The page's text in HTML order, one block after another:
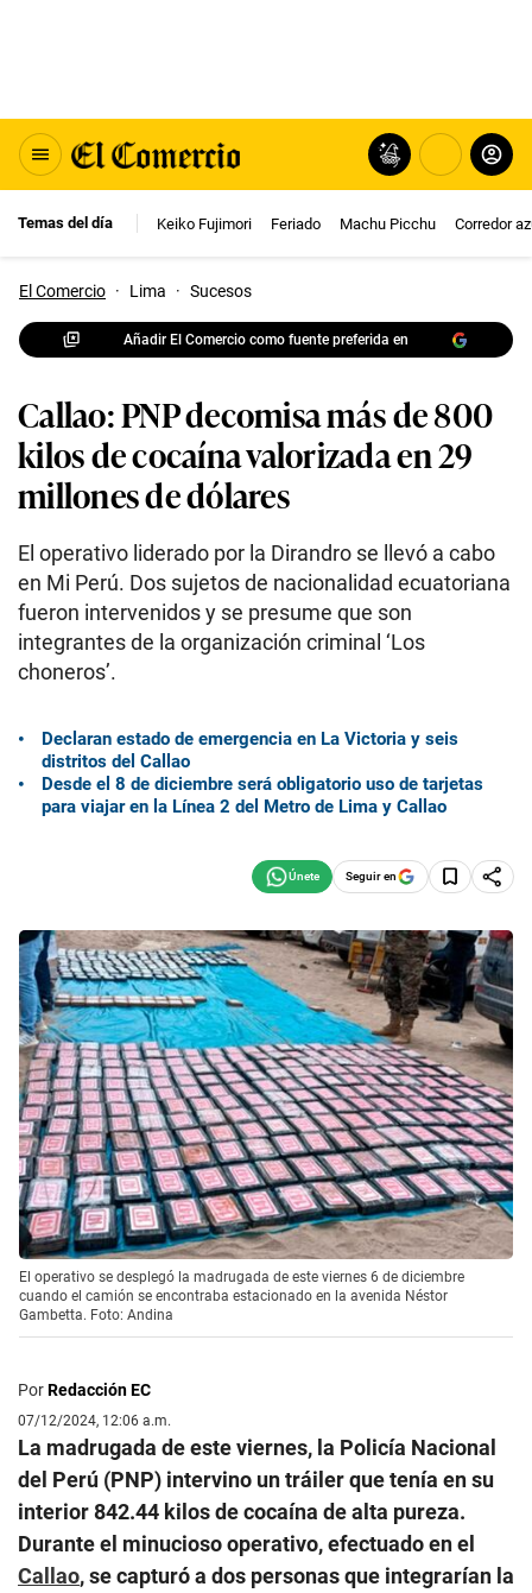
Temas del día Keiko Fujimori Feriado Machu Picchu Corredor
El Comercio · Lima · Sucesos
Añadir El Comercio como fuente preferida en
Callao: PNP decomisa más de 800
kilos de cocaína valorizada en 29
millones de dólares
El operativo liderado por la Dirandro se llevó a cabo
en Mi Perú. Dos sujetos de nacionalidad ecuatoriana
fueron intervenidos y se presume que son
integrantes de la organización criminal ‘Los
choneros’.
Declaran estado de emergencia en La Victoria y seis
distritos del Callao
Desde el 8 de diciembre será obligatorio uso de tarjetas
para viajar en la Línea 2 del Metro de Lima y Callao
Seguir en
El operativo se desplegó la madrugada de este viernes 6 de diciembre
cuando el camión se encontraba estacionado en la avenida Néstor
Gambetta. Foto: Andina
PorRedacción EC
07/12/2024, 12:06 a.m.
La madrugada de este viernes, la Policía Nacional
del Perú (PNP) intervino un tráiler que tenía en su
interior 842.44 kilos de cocaína de alta pureza.
Durante el minucioso operativo, efectuado en el
Callao, se capturó a dos personas que integrarían la